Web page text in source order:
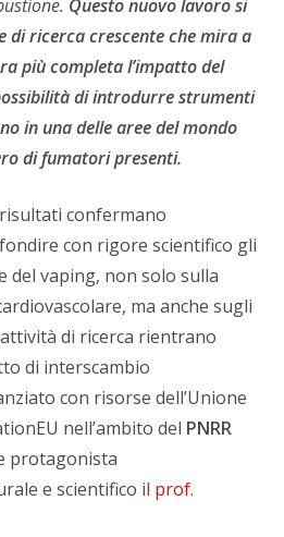
Questo nuovo lavoro si
di ricerca crescente che mira a
più completa l’impatto del
di introdurre strumenti
in una delle aree del mondo
di fumatori presenti.
risultati confermano
con rigore scientifico gli
vaping, non solo sulla
ma anche sugli
di ricerca rientrano
di interscambio
con risorse dell’Unione
nell’ambito del PNRR
protagonista
e scientifico il prof.